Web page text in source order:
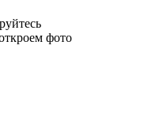
фото